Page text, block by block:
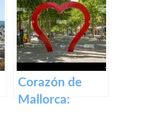
Baleares
Corazón de
Mallorca: